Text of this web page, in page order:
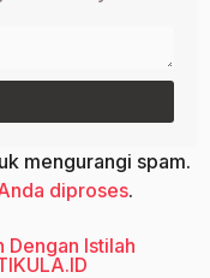
mengurangi spam.
diproses.
Dengan Istilah